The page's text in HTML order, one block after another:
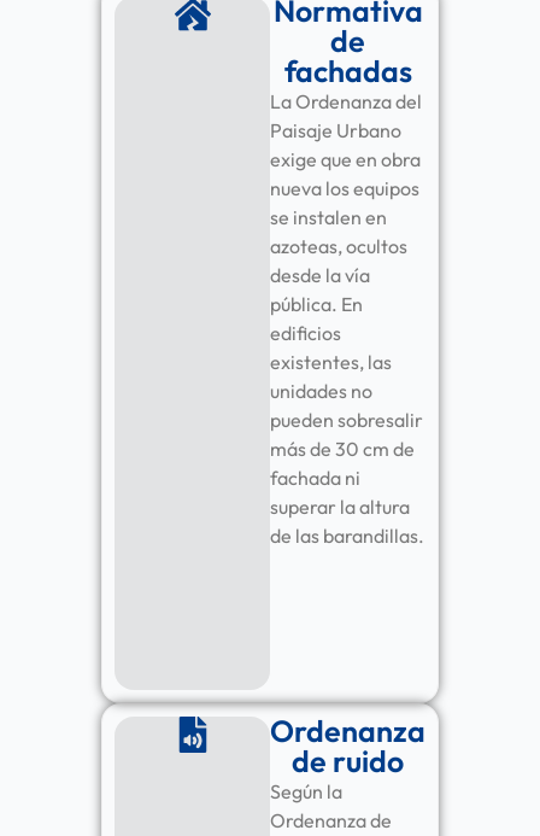
Normativa
de
fachadas
La Ordenanza del
Paisaje Urbano
exige que en obra
nueva los equipos
se instalen en
azoteas, ocultos
desde la vía
pública. En
edificios
existentes, las
unidades no
pueden sobresalir
más de 30 cm de
fachada ni
superar la altura
de las barandillas.
Ordenanza
de ruido
Según la
Ordenanza de